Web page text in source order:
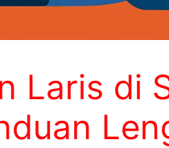
Laris di